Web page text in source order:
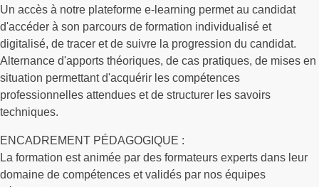
Un accès à notre plateforme e-learning permet au candidat
d'accéder à son parcours de formation individualisé et
digitalisé, de tracer et de suivre la progression du candidat.
Alternance d'apports théoriques, de cas pratiques, de mises en
situation permettant d'acquérir les compétences
professionnelles attendues et de structurer les savoirs
techniques.
ENCADREMENT PÉDAGOGIQUE :
La formation est animée par des formateurs experts dans leur
domaine de compétences et validés par nos équipes